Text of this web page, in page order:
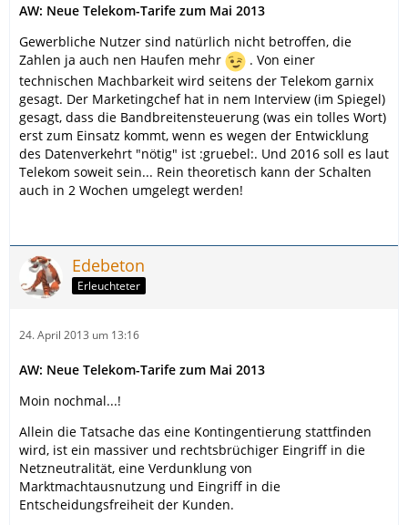
AW: Neue Telekom-Tarife zum Mai 2013
Gewerbliche Nutzer sind natürlich nicht betroffen, die
Zahlen ja auch nen Haufen mehr
. Von einer
technischen Machbarkeit wird seitens der Telekom garnix
gesagt. Der Marketingchef hat in nem Interview (im Spiegel)
gesagt, dass die Bandbreitensteuerung (was ein tolles Wort)
erst zum Einsatz kommt, wenn es wegen der Entwicklung
des Datenverkehrt "nötig" ist :gruebel:. Und 2016 soll es laut
Telekom soweit sein... Rein theoretisch kann der Schalten
auch in 2 Wochen umgelegt werden!
Edebeton
Erleuchteter
24. April 2013 um 13:16
AW: Neue Telekom-Tarife zum Mai 2013
Moin nochmal...!
Allein die Tatsache das eine Kontingentierung stattfinden
wird, ist ein massiver und rechtsbrüchiger Eingriff in die
Netzneutralität, eine Verdunklung von
Marktmachtausnutzung und Eingriff in die
Entscheidungsfreiheit der Kunden.